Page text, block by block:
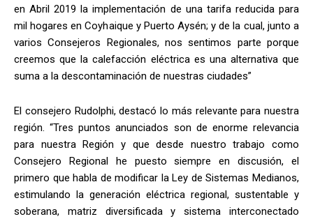
en Abril 2019 la implementación de una tarifa reducida para
mil hogares en Coyhaique y Puerto Aysén; y de la cual, junto a
varios Consejeros Regionales, nos sentimos parte porque
creemos que la calefacción eléctrica es una alternativa que
suma a la descontaminación de nuestras ciudades”
El consejero Rudolphi, destacó lo más relevante para nuestra
región. “Tres puntos anunciados son de enorme relevancia
para nuestra Región y que desde nuestro trabajo como
Consejero Regional he puesto siempre en discusión, el
primero que habla de modificar la Ley de Sistemas Medianos,
estimulando la generación eléctrica regional, sustentable y
soberana, matriz diversificada y sistema interconectado